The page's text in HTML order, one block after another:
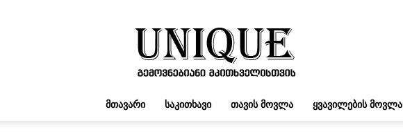
UNIQUE.GE
ᲛᲗᲐᲕᲐᲠᲘ ᲡᲐᲙᲘᲗᲮᲐᲕᲘ ᲗᲐᲕᲘᲡ ᲛᲝᲕᲚᲐ ᲧᲕᲐᲕᲘᲚᲔᲑᲘᲡ ᲛᲝᲕᲚᲐ